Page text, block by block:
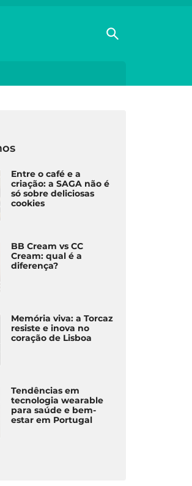
Entre o café e a
criação: a SAGA não é
só sobre deliciosas
cookies
BB Cream vs CC
Cream: qual é a
diferença?
Memória viva: a Torcaz
resiste e inova no
coração de Lisboa
Tendências em
tecnologia wearable
para saúde e bem-
estar em Portugal